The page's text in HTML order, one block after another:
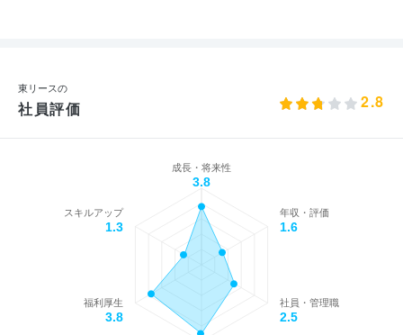
東リースの
社員評価 2.8
成長・将来性
3.8
年収・評価
1.6
社員・管理職
2.5
福利厚生
3.8
スキルアップ
1.3